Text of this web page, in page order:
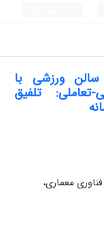
ورزشی با
تعاملی: تلفیق
معماری،